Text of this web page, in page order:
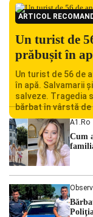
ARTICOL
Un turist de
prăbușit în
Un turist de 56 de
în apă. Salvamarii
salveze. Tragedia
bărbat în vârstă de
făcut rău în timpA1.ro
Cum